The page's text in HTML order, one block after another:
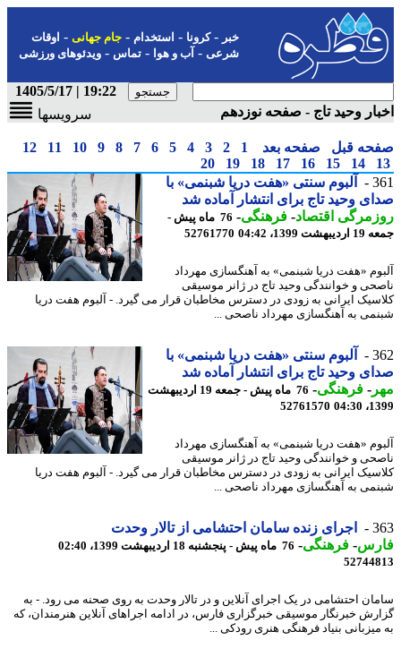
-کرونا-استخدام- جام جهانی-اوقات
شرعی-آب و هوا-تماس-ویدئوهای ورزشی
19:22 | 1405/5/17
وحید تاج - صفحه نوزدهم
سرویسها
قبل صفحه بعد 1
2
3
4
5
6
7
8
9
10
11
12
14
15
16
17
18
19
20
آلبوم سنتی «هفت دریا شبنمی» با
وحید تاج برای انتشار آماده شد
اقتصاد-فرهنگی-
76 ماه پیش -
1399، 04:42
52761770
«هفت دریا شبنمی» به آهنگسازی مهرداد
و خوانندگی وحید تاج در ژانر موسیقی
ایرانی به زودی در دسترس مخاطبان قرار می گیرد. - آلبوم هفت دریا
به آهنگسازی مهرداد ناصحی ...
آلبوم سنتی «هفت دریا شبنمی» با
وحید تاج برای انتشار آماده شد
-فرهنگی-
76 ماه پیش - جمعه 19 اردیبهشت
52761570
«هفت دریا شبنمی» به آهنگسازی مهرداد
و خوانندگی وحید تاج در ژانر موسیقی
ایرانی به زودی در دسترس مخاطبان قرار می گیرد. - آلبوم هفت دریا
به آهنگسازی مهرداد ناصحی ...
اجرای زنده سامان احتشامی از تالار وحدت
-فرهنگی-76 ماه پیش - پنجشنبه 18 اردیبهشت 1399، 02:40
احتشامی در یک اجرای آنلاین و در تالار وحدت به روی صحنه می رود. - به
خبرنگار موسیقی خبرگزاری فارس، در ادامه اجراهای آنلاین هنرمندان، که
بنیاد فرهنگی هنری رودکی ...